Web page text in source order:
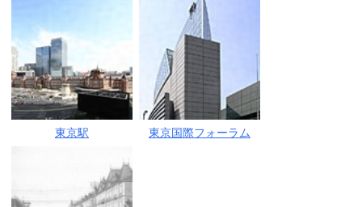
東京駅 東京国際フォーラム